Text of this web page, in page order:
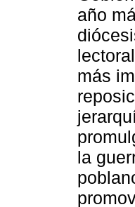
año
más
la